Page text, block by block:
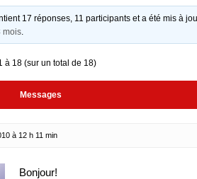
17 réponses, 11 participants et a été mis à
mois.
à 18 (sur un total de 18)
Messages
à 12 h 11 min
Bonjour!